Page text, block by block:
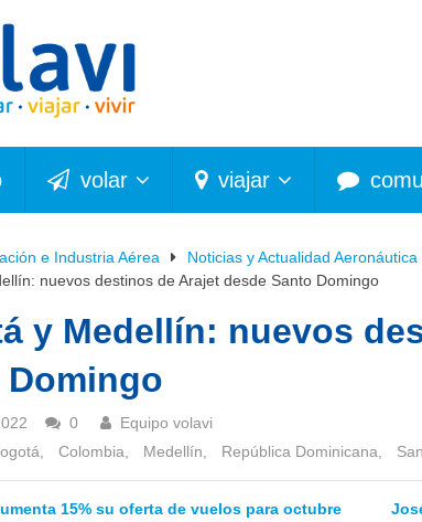
volar viajar
e Industria Aérea
Noticias y Actualidad Aeronáutica
nuevos destinos de Arajet desde Santo Domingo
y Medellín: nuevos
Domingo
0
Equipo volavi
Colombia Medellín República Dominicana
15% su oferta de vuelos para octubre